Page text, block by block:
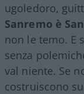
ugoledoro,
Sanremo è
non le temo. E
senza
val niente. Se
costruiscono